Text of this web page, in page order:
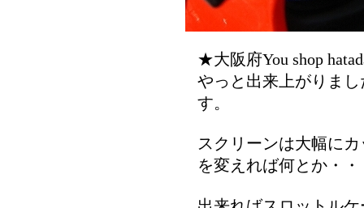
★大阪府You shop
やっと出来上がりま
す。
スクリーンは大幅に
を変えれば何とか・